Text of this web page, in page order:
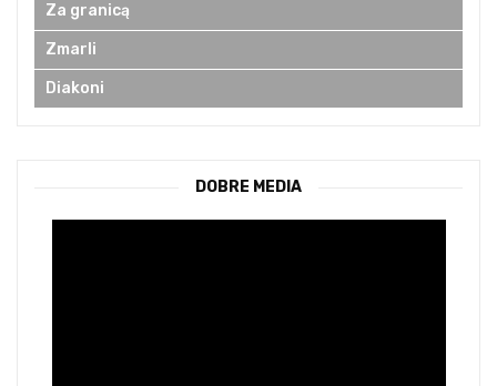
Za granicą
Zmarli
Diakoni
DOBRE MEDIA